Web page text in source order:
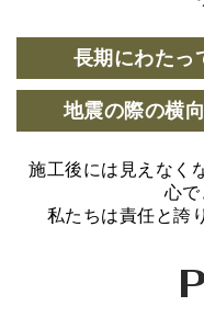
長期にわたっ
地震の際の横
施工後には見えなく
心で
私たちは責任と誇